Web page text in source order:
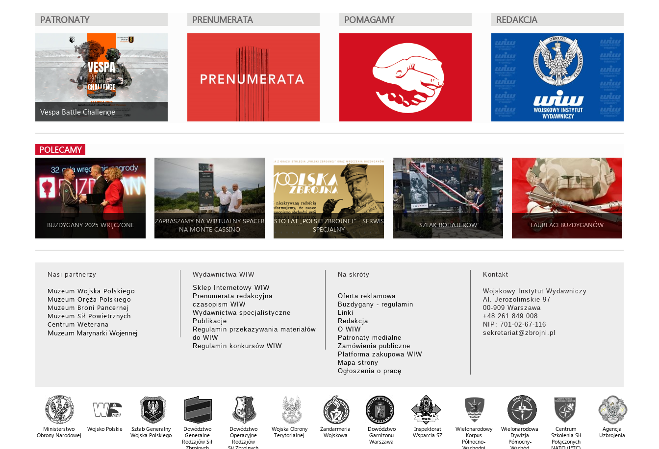
PATRONATY
Vespa Battle Challenge
PRENUMERATA POMAGAMY REDAKCJA
POLECAMY
BUZDYGANY 2025 WRĘCZONE
ZAPRASZAMY NA WIRTUALNY SPACER
NA MONTE CASSINO
STO LAT „POLSKI ZBROJNEJ” - SERWIS
SPECJALNY
SZLAK BOHATERÓW LAUREACI BUZDYGANÓW
Nasi partnerzy
Muzeum Wojska Polskiego
Muzeum Oręża Polskiego
Muzeum Broni Pancernej
Muzeum Sił Powietrznych
Centrum Weterana
Muzeum Marynarki Wojennej
Wydawnictwa WIW
Sklep Internetowy WIW
Prenumerata redakcyjna
czasopism WIW
Wydawnictwa specjalistyczne
Publikacje
Regulamin przekazywania materiałów
do WIW
Regulamin konkursów WIW
Na skróty
Oferta reklamowa
Buzdygany - regulamin
Linki
Redakcja
O WIW
Patronaty medialne
Zamówienia publiczne
Platforma zakupowa WIW
Mapa strony
Ogłoszenia o pracę
Kontakt
Wojskowy Instytut Wydawniczy
Al. Jerozolimskie 97
00-909 Warszawa
+48 261 849 008
NIP: 701-02-67-116
sekretariat@zbrojni.pl
Ministerstwo
Obrony Narodowej
Wojsko Polskie
Sztab Generalny
Wojska Polskiego
Dowództwo
Generalne
Rodzajów Sił
Dowództwo
Operacyjne
Rodzajów
Wojska Obrony
Terytorialnej
Żandarmeria
Wojskowa
Dowództwo
Garnizonu
Warszawa
Inspektorat
Wsparcia SZ
Wielonarodowy
Korpus
Północno-
Wielonarodowa
Dywizja
Północny-
Centrum
Szkolenia Sił
Połączonych
Agencja
Uzbrojenia